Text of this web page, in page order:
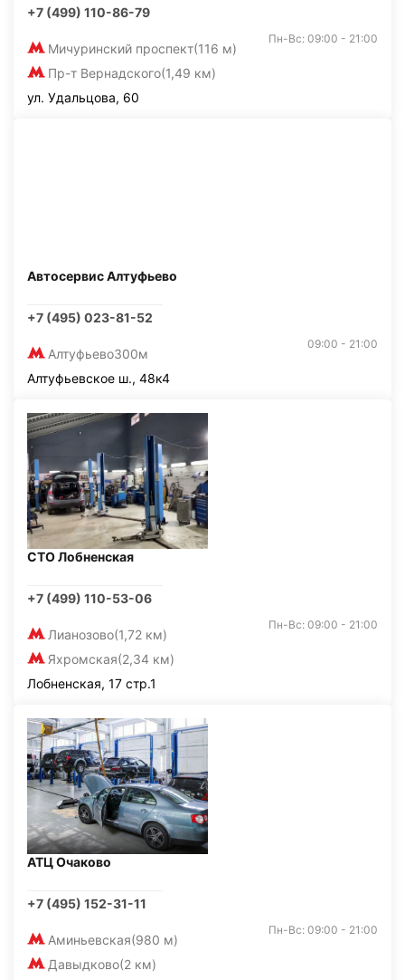
+7 (499) 110-86-79
Мичуринский проспект(116 м)
Пр-т Вернадского(1,49 км)
Пн-Вс: 09:00 - 21:00
ул. Удальцова, 60
Автосервис Алтуфьево
+7 (495) 023-81-52
Алтуфьево300м
09:00 - 21:00
Алтуфьевское ш., 48к4
СТО Лобненская
+7 (499) 110-53-06
Лианозово(1,72 км)
Яхромская(2,34 км)
Пн-Вс: 09:00 - 21:00
Лобненская, 17 стр.1
АТЦ Очаково
+7 (495) 152-31-11
Аминьевская(980 м)
Давыдково(2 км)
Пн-Вс: 09:00 - 21:00